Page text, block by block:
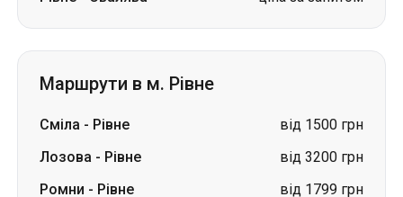
Маршрути в м. Рівне
Сміла - Рівне
від 1500 грн
Лозова - Рівне
від 3200 грн
Ромни - Рівне
від 1799 грн